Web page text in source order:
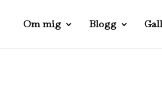
Om mig Blogg